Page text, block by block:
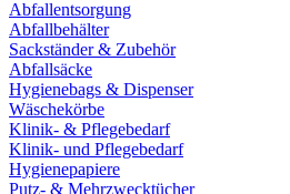
Abfallentsorgung
Abfallbehälter
Sackständer & Zubehör
Abfallsäcke
Hygienebags & Dispenser
Wäschekörbe
Klinik- & Pflegebedarf
Klinik- und Pflegebedarf
Hygienepapiere
Putz- & Mehrzwecktücher